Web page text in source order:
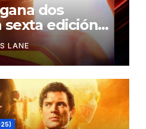
dos
sexta edición
Super
LANE